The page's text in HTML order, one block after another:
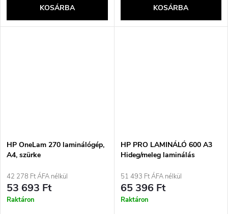
KOSÁRBA KOSÁRBA
HP OneLam 270 laminálógép,
A4, szürke
42 278 Ft ÁFA nélkül
53 693 Ft
Raktáron
HP PRO LAMINÁLÓ 600 A3
Hideg/meleg laminálás
51 493 Ft ÁFA nélkül
65 396 Ft
Raktáron